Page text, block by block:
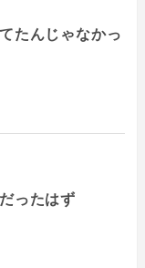
たんじゃなかっ
ったはず